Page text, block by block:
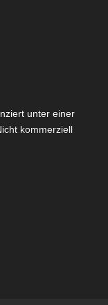
unter einer
kommerziell